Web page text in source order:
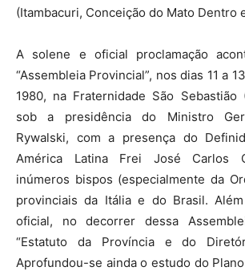
(Itambacuri, Conceição do Mato Dentro
A solene e oficial proclamação
“Assembleia Provincial”, nos dias 11 a
1980, na Fraternidade São Sebastião
sob a presidência do Ministro
Rywalski, com a presença do
América Latina Frei José Carlos
inúmeros bispos (especialmente da
provinciais da Itália e do Brasil.
oficial, no decorrer dessa
“Estatuto da Província e do
Aprofundou-se ainda o estudo do